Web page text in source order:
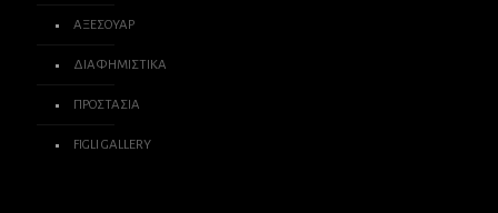
ΑΞΕΣΟΥΑΡ
ΔΙΑΦΗΜΙΣΤΙΚΑ
ΠΡΟΣΤΑΣΙΑ
FIGLI GALLERY